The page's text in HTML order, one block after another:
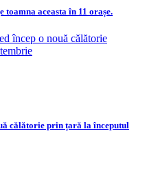
aceasta în 11 orașe.
călătorie prin țară la începutul